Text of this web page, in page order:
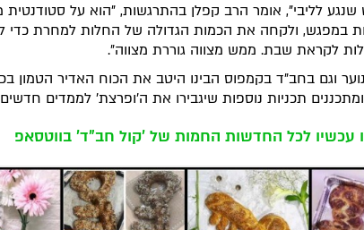
שנגע לליבי", אומר הרב קפלן בהתרגשות, "הוא על סטודנטית
במפגש, ולקחה את הכמות הגדולה של החלות למחרת כדי
לקראת שבת. ממש מצווה גוררת מצווה".
וגם בחב"ד בקמפוס הבינו היטב את הכוח האדיר הטמון
ומתכננים תכניות נוספות שיגבירו את ה'ופרצת' לממדים
עכשיו לכל החדשות החמות של 'קול חב"ד' בווטסאפ